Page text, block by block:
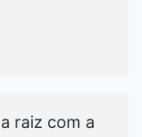
raiz com a